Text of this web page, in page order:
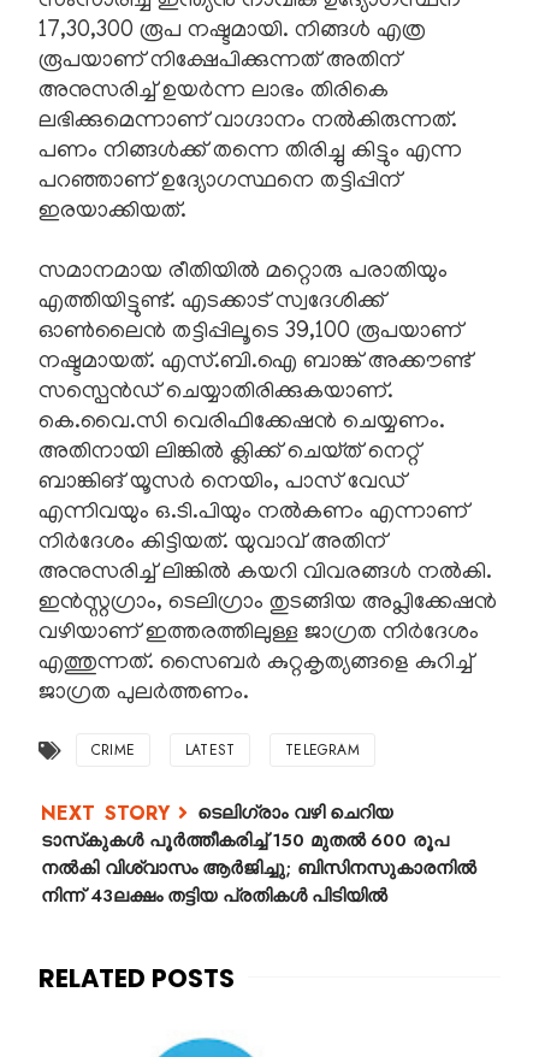
17,30,300 രൂപ നഷ്ടമായി. നിങ്ങൾ എത്ര
രൂപയാണ് നിക്ഷേപിക്കുന്നത് അതിന്
അനുസരിച്ച് ഉയർന്ന ലാഭം തിരികെ
ലഭിക്കുമെന്നാണ് വാഗ്ദാനം നൽകിരുന്നത്.
പണം നിങ്ങൾക്ക് തന്നെ തിരിച്ചു കിട്ടും എന്ന
പറഞ്ഞാണ് ഉദ്യോഗസ്ഥനെ തട്ടിപ്പിന്
ഇരയാക്കിയത്.
സമാനമായ രീതിയിൽ മറ്റൊരു പരാതിയും
എത്തിയിട്ടുണ്ട്. എടക്കാട് സ്വദേശിക്ക്
ഓൺലൈൻ തട്ടിപ്പിലൂടെ 39,100 രൂപയാണ്
നഷ്ടമായത്. എസ്.ബി.ഐ ബാങ്ക് അക്കൗണ്ട്
സസ്പെൻഡ് ചെയ്യാതിരിക്കുകയാണ്.
കെ.വൈ.സി വെരിഫിക്കേഷൻ ചെയ്യണം.
അതിനായി ലിങ്കിൽ ക്ലിക്ക് ചെയ്‌ത്‌ നെറ്റ്
ബാങ്കിങ് യൂസർ നെയിം, പാസ് വേഡ്‌
എന്നിവയും ഒ.ടി.പിയും നൽകണം എന്നാണ്
നിർദേശം കിട്ടിയത്. യുവാവ് അതിന്
അനുസരിച്ച് ലിങ്കിൽ കയറി വിവരങ്ങൾ നൽകി.
ഇൻസ്റ്റഗ്രാം, ടെലിഗ്രാം തുടങ്ങിയ അപ്ലിക്കേഷൻ
വഴിയാണ് ഇത്തരത്തിലുള്ള ജാഗ്രത നിർദേശം
എത്തുന്നത്. സൈബർ കുറ്റകൃത്യങ്ങളെ കുറിച്ച്
ജാഗ്രത പുലർത്തണം.
CRIME LATEST TELEGRAM
ടെലിഗ്രാം വഴി ചെറിയ
ടാസ്‌കുകൾ പൂർത്തീകരിച്ച് 150 മുതൽ 600 രൂപ
നൽകി വിശ്വാസം ആർജിച്ചു; ബിസിനസുകാരനിൽ
നിന്ന് 43ലക്ഷം തട്ടിയ പ്രതികൾ പിടിയിൽ